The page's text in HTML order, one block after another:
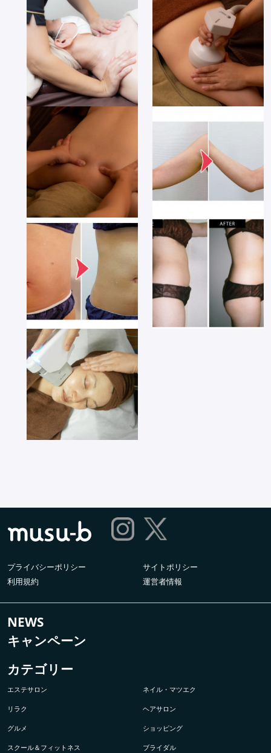
プライバシーポリシー
サイトポリシー
利用規約
運営者情報
NEWS
キャンペーン
カテゴリー
エステサロン ネイル・マツエク
リラク ヘアサロン
グルメ ショッピング
スクール＆フィットネス ブライダル